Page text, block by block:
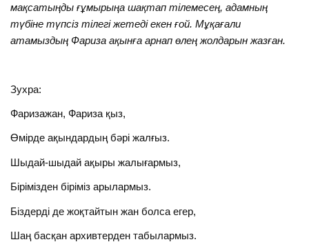
мақсатыңды ғұмырыңа шақтап тілемесең, адамның
түбіне түпсіз тілегі жетеді екен ғой. Мұқағали
атамыздың Фариза ақынға арнап өлең жолдарын жазған.
Зухра:
Фаризажан, Фариза қыз,
Өмірде ақындардың бәрі жалғыз.
Шыдай-шыдай ақыры жалығармыз,
Бірімізден біріміз арылармыз.
Біздерді де жоқтайтын жан болса егер,
Шаң басқан архивтерден табылармыз.